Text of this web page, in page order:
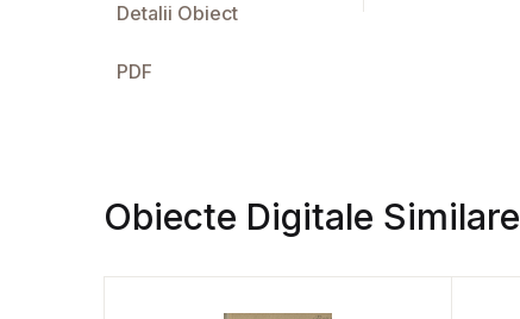
Detalii Obiect
PDF
Obiecte Digitale Similare